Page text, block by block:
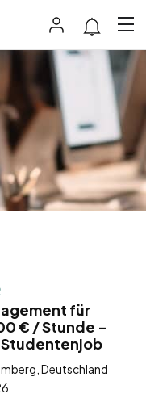
für
€ / Stunde –
Deutschland